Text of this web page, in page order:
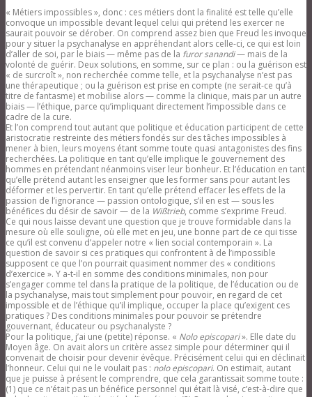
« Métiers impossibles », donc : ces métiers dont la finalité est telle qu’elle
convoque un impossible devant lequel celui qui prétend les exercer ne
saurait pouvoir se dérober. On comprend assez bien que Freud les invoque
pour y situer la psychanalyse en appréhendant alors celle-ci, ce qui est loin
d’aller de soi, par le biais — même pas de la furor sanandi— mais de la
volonté de guérir. Deux solutions, en somme, sur ce plan : ou la guérison est
« de surcroît », non recherchée comme telle, et la psychanalyse n’est pas
une thérapeutique ; ou la guérison est prise en compte (ne serait-ce qu’à
titre de fantasme) et mobilise alors — comme la clinique, mais par un autre
biais — l’éthique, parce qu’impliquant directement l’impossible dans ce
cadre de la cure.
Et l’on comprend tout autant que politique et éducation participent de cette
aristocratie restreinte des métiers fondés sur des tâches impossibles à
mener à bien, leurs moyens étant somme toute quasi antagonistes des fins
recherchées. La politique en tant qu’elle implique le gouvernement des
hommes en prétendant néanmoins viser leur bonheur. Et l’éducation en tant
qu’elle prétend autant les enseigner que les former sans pour autant les
déformer et les pervertir. En tant qu’elle prétend effacer les effets de la
passion de l’ignorance — passion ontologique, s’il en est — sous les
bénéfices du désir de savoir — de la Wißtrieb, comme s’exprime Freud.
Ce qui nous laisse devant une question que je trouve formidable dans la
mesure où elle souligne, où elle met en jeu, une bonne part de ce qui tisse
ce qu’il est convenu d’appeler notre « lien social contemporain ». La
question de savoir si ces pratiques qui confrontent à de l’impossible
supposent ce que l’on pourrait quasiment nommer des « conditions
d’exercice ». Y a-t-il en somme des conditions minimales, non pour
s’engager comme tel dans la pratique de la politique, de l’éducation ou de
la psychanalyse, mais tout simplement pour pouvoir, en regard de cet
impossible et de l’éthique qu’il implique, occuper la place qu’exigent ces
pratiques ? Des conditions minimales pour pouvoir se prétendre
gouvernant, éducateur ou psychanalyste ?
Pour la politique, j’ai une (petite) réponse. « Nolo episcopari». Elle date du
Moyen âge. On avait alors un critère assez simple pour déterminer qui il
convenait de choisir pour devenir évêque. Précisément celui qui en déclinait
l’honneur. Celui qui ne le voulait pas : nolo episcopari. On estimait, autant
que je puisse à présent le comprendre, que cela garantissait somme toute :
(1) que ce n’était pas un bénéfice personnel qui était là visé, c’est-à-dire que